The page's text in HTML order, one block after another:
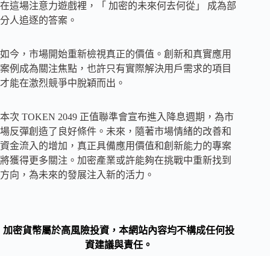
在這場注意力遊戲裡，「 加密的未來何去何從」 成為部
分人追逐的答案。
如今，市場開始重新檢視真正的價值。創新和真實應用
案例成為關注焦點，也許只有實際解決用戶需求的項目
才能在激烈競爭中脫穎而出。
本次 TOKEN 2049 正值聯準會宣布進入降息週期，為市
場反彈創造了良好條件。未來，隨著市場情緒的改善和
資金流入的增加，真正具備應用價值和創新能力的專案
將獲得更多關注。加密產業或許能夠在挑戰中重新找到
方向，為未來的發展注入新的活力。
加密貨幣屬於高風險投資，本網站內容均不構成任何投
資建議與責任。